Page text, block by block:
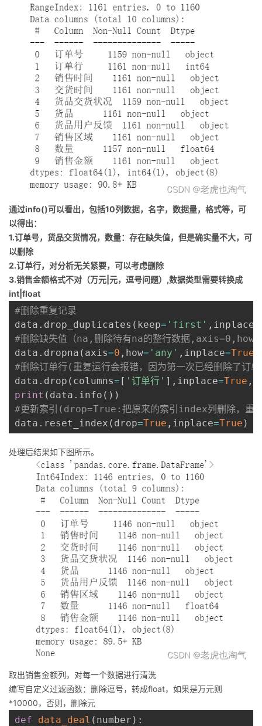
程
认
的
我
支
声
通过info()可以看出，包括10列数据，名字，数据量，格式等，可
以得出：
1.订单号，货品交货情况，数量：存在缺失值，但是确实量不大，可
以删除
2.订单行，对分析无关紧要，可以考虑删除
3.销售金额格式不对（万元|元，逗号问题）,数据类型需要转换成
int|float
#删除重复记录
data . drop_duplicates ( keep= 'first' , inplace
#删除缺失值（na,删除待有na的整行数据
data . dropna ( axis=0 , how= 'any' , inplace=True
#删除订单行(重复运行会报错，因为第一次已经删除了订
data . drop ( columns= [ '订单行' ] , inplace=True ,
print ( data . info ( ) )
#更新索引(drop=True:把原来的索引index列删除，
data . reset_index ( drop=True , inplace=True )
处理后结果如下图所示。
取出销售金额列，对每一个数据进行清洗
编写自定义过滤函数：删除逗号，转成float，如果是万元则
*10000，否则，删除元
def data_deal ( number ) :